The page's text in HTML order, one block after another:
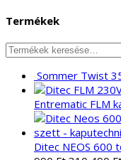
Termékek
Keresés
a
következőre:
Sommer Twist
Entrematic FLM
Ditec NEOS 600